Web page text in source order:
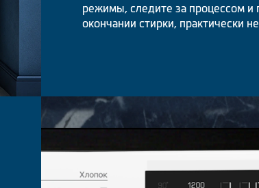
режимы, следите за процессом и
окончании стирки, практически